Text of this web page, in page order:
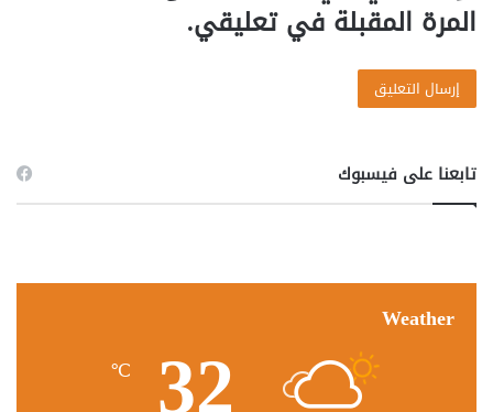
المرة المقبلة في تعليقي.
تابعنا على فيسبوك
Weather
℃